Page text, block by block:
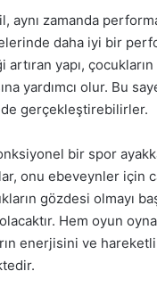
aynı zamanda
daha iyi bir
yapı,
yardımcı olur. Bu
gerçekleştirebilirler.
bir spor
onu ebeveynler için
gözdesi olmayı
Hem oyun
enerjisini ve